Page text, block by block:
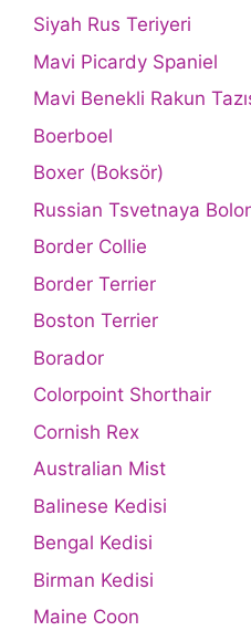
Siyah Rus Teriyeri
Mavi Picardy Spaniel
Mavi Benekli Rakun
Boerboel
Boxer (Boksör)
Russian Tsvetnaya
Border Collie
Border Terrier
Boston Terrier
Borador
Colorpoint Shorthair
Cornish Rex
Australian Mist
Balinese Kedisi
Bengal Kedisi
Birman Kedisi
Maine Coon